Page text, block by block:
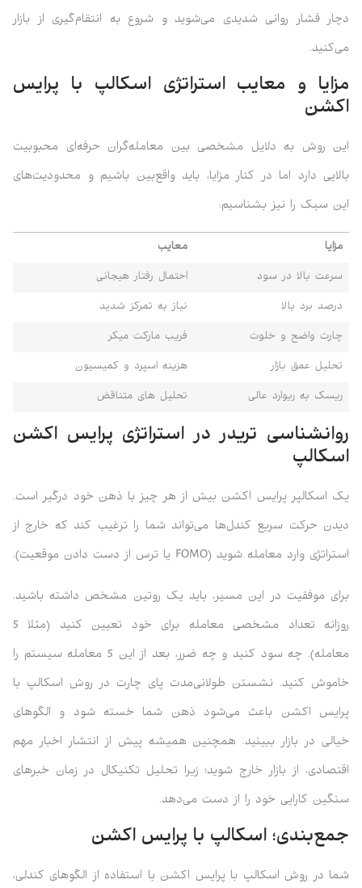
دچار فشار روانی شدیدی می‌شوید و شروع به انتقام‌گیری از بازار
می‌کنید.
مزایا و معایب استراتژی اسکالپ با پرایس
اکشن
این روش به دلایل مشخصی بین معامله‌گران حرفه‌ای محبوبیت
بالایی دارد اما در کنار مزایا، باید واقع‌بین باشیم و محدودیت‌های
این سبک را نیز بشناسیم:
مزایا معایب
سرعت بالا در سود احتمال رفتار هیجانی
درصد برد بالا نیاز به تمرکز شدید
چارت واضح و خلوت فریب مارکت میکر
تحلیل عمق بازار هزینه اسپرد و کمیسیون
ریسک به ریوارد عالی تحلیل های متناقض
روانشناسی تریدر در استراتژی پرایس اکشن
اسکالپ
یک اسکالپر پرایس اکشن بیش از هر چیز با ذهن خود درگیر است.
دیدن حرکت سریع کندل‌ها می‌تواند شما را ترغیب کند که خارج از
استراتژی وارد معامله شوید (FOMO یا ترس از دست دادن موقعیت).
برای موفقیت در این مسیر، باید یک روتین مشخص داشته باشید.
روزانه تعداد مشخصی معامله برای خود تعیین کنید (مثلا 5
معامله). چه سود کنید و چه ضرر، بعد از این 5 معامله سیستم را
خاموش کنید. نشستن طولانی‌مدت پای چارت در روش اسکالپ با
پرایس اکشن باعث می‌شود ذهن شما خسته شود و الگوهای
خیالی در بازار ببینید. همچنین همیشه پیش از انتشار اخبار مهم
اقتصادی، از بازار خارج شوید؛ زیرا تحلیل تکنیکال در زمان خبرهای
سنگین کارایی خود را از دست می‌دهد.
جمع‌بندی؛ اسکالپ با پرایس اکشن
شما در روش اسکالپ با پرایس اکشن با استفاده از الگوهای کندلی،